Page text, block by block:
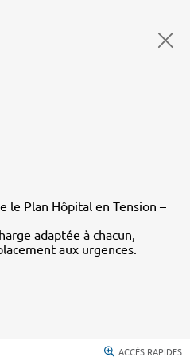
le Plan Hôpital en Tension –
adaptée à chacun,
aux urgences.
ACCÈS RAPIDES